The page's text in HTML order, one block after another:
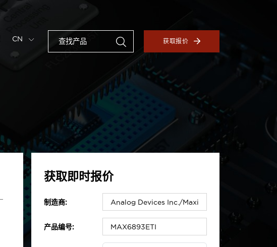
CN 获取报价
获取即时报价
制造商:
产品编号: